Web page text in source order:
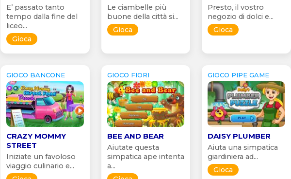
E’ passato tanto
tempo dalla fine del
liceo...
Gioca
Le ciambelle più
buone della città si...
Gioca
Presto, il vostro
negozio di dolci e...
Gioca
GIOCO BANCONE
CRAZY MOMMY
STREET
Iniziate un favoloso
viaggio culinario e...
GIOCO FIORI
BEE AND BEAR
Aiutate questa
simpatica ape intenta
a...
GIOCO PIPE GAME
DAISY PLUMBER
Aiuta una simpatica
giardiniera ad...
Gioca